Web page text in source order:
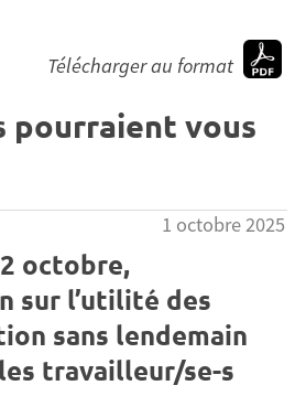
Télécharger au format
pourraient vous
1 octobre 2025
octobre,
sur l’utilité des
sans lendemain
travailleur/se-s